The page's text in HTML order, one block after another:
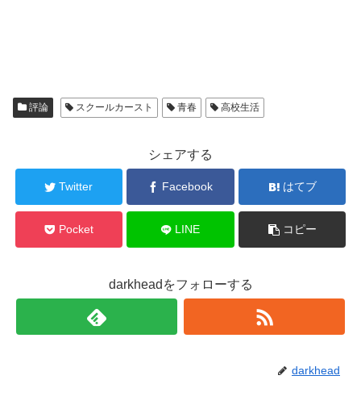
評論 スクールカースト 青春 高校生活
シェアする
Twitter Facebook はてブ
Pocket LINE コピー
darkheadをフォローする
darkhead